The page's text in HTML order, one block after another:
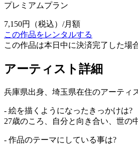
プレミアムプラン
7,150円
（税込）/月額
この作品をレンタルする
この作品は本日中に決済完了した場合
アーティスト詳細
兵庫県出身、埼玉県在住のアーティ
- 絵を描くようになったきっかけは?
27歳のころ、自分と向き合い、世の
- 作品のテーマにしている事は?